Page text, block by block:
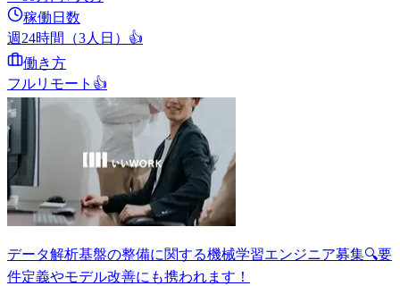
稼働日数
週24時間（3人日） 👍
働き方
フルリモート 👍
データ解析基盤の整備に関する機械学習エンジニア募集🔍要
件定義やモデル改善にも携われます！